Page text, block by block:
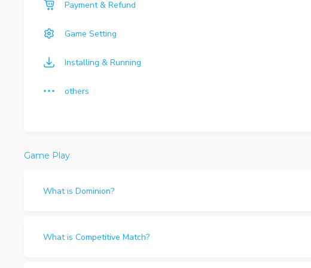
Payment & Refund
Game Setting
Installing & Running
others
Game Play
What is Dominion?
What is Competitive Match?